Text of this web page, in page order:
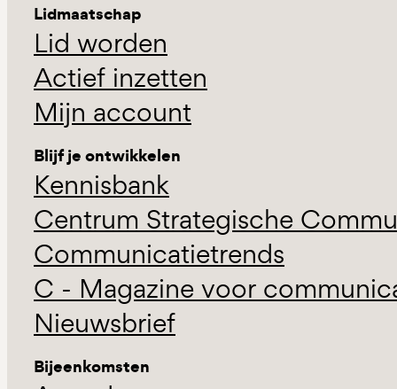
Lidmaatschap
Lid worden
Actief inzetten
Mijn account
Blijf je ontwikkelen
Kennisbank
Centrum Strategische
Communicatietrends
C - Magazine voor
Nieuwsbrief
Bijeenkomsten